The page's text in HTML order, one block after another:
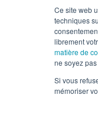
Ce site web
techniques
librement
matière de
ne soyez
Si vous
mémoriser